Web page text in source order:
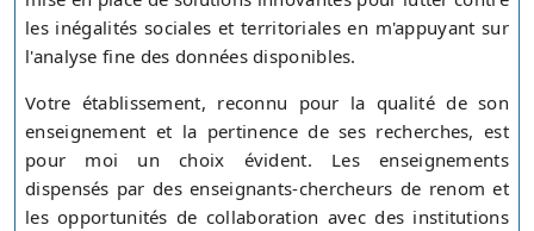
les inégalités sociales et territoriales en m'appuyant sur
l'analyse fine des données disponibles.
Votre établissement, reconnu pour la qualité de son
enseignement et la pertinence de ses recherches, est
pour moi un choix évident. Les enseignements
dispensés par des enseignants-chercheurs de renom et
les opportunités de collaboration avec des institutions